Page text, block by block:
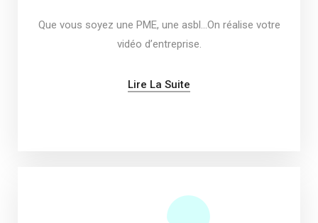
Que vous soyez une PME, une asbl…On réalise votre
vidéo d’entreprise.
Lire La Suite